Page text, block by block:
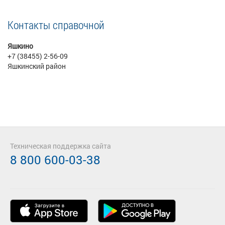
Контакты справочной
Яшкино
+7 (38455) 2-56-09
Яшкинский район
Техническая поддержка сайта
8 800 600-03-38